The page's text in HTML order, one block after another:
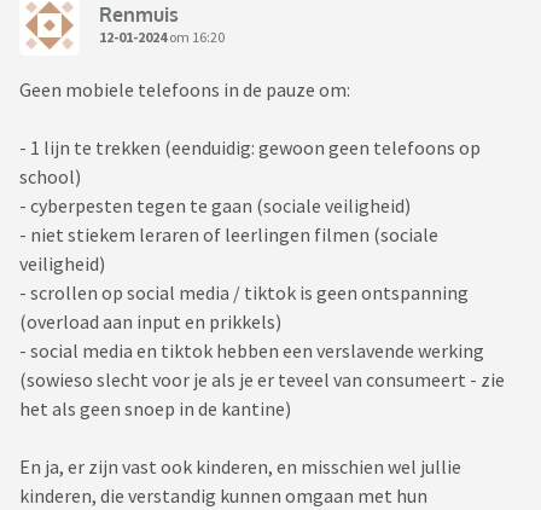
Renmuis
12-01-2024om 16:20
Geen mobiele telefoons in de pauze om:
- 1 lijn te trekken (eenduidig: gewoon geen telefoons op
school)
- cyberpesten tegen te gaan (sociale veiligheid)
- niet stiekem leraren of leerlingen filmen (sociale
veiligheid)
- scrollen op social media / tiktok is geen ontspanning
(overload aan input en prikkels)
- social media en tiktok hebben een verslavende werking
(sowieso slecht voor je als je er teveel van consumeert - zie
het als geen snoep in de kantine)
En ja, er zijn vast ook kinderen, en misschien wel jullie
kinderen, die verstandig kunnen omgaan met hun